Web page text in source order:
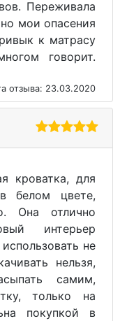
Переживала
мои опасения
к матрасу
говорит.
отзыва: 23.03.2020
кроватка, для
белом цвете,
Она отлично
интерьер
не
нельзя,
самим,
только на
покупкой в